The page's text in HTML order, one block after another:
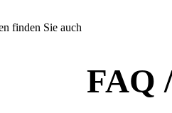
finden Sie auch
FAQ